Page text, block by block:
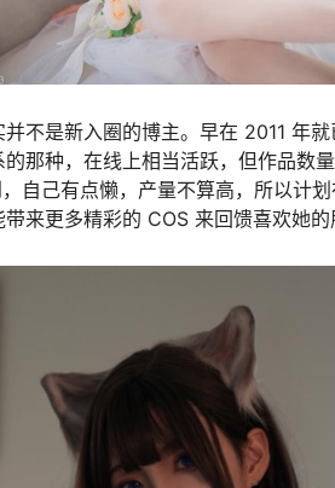
不是新入圈的博主。早在 2011 年
那种，在线上相当活跃，但作品数
自己有点懒，产量不算高，所以计
来更多精彩的 COS 来回馈喜欢她的